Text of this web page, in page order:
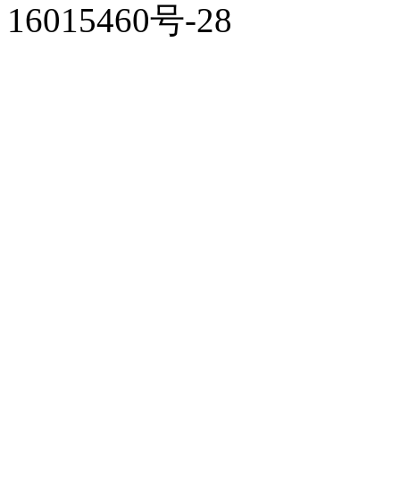
16015460号-28